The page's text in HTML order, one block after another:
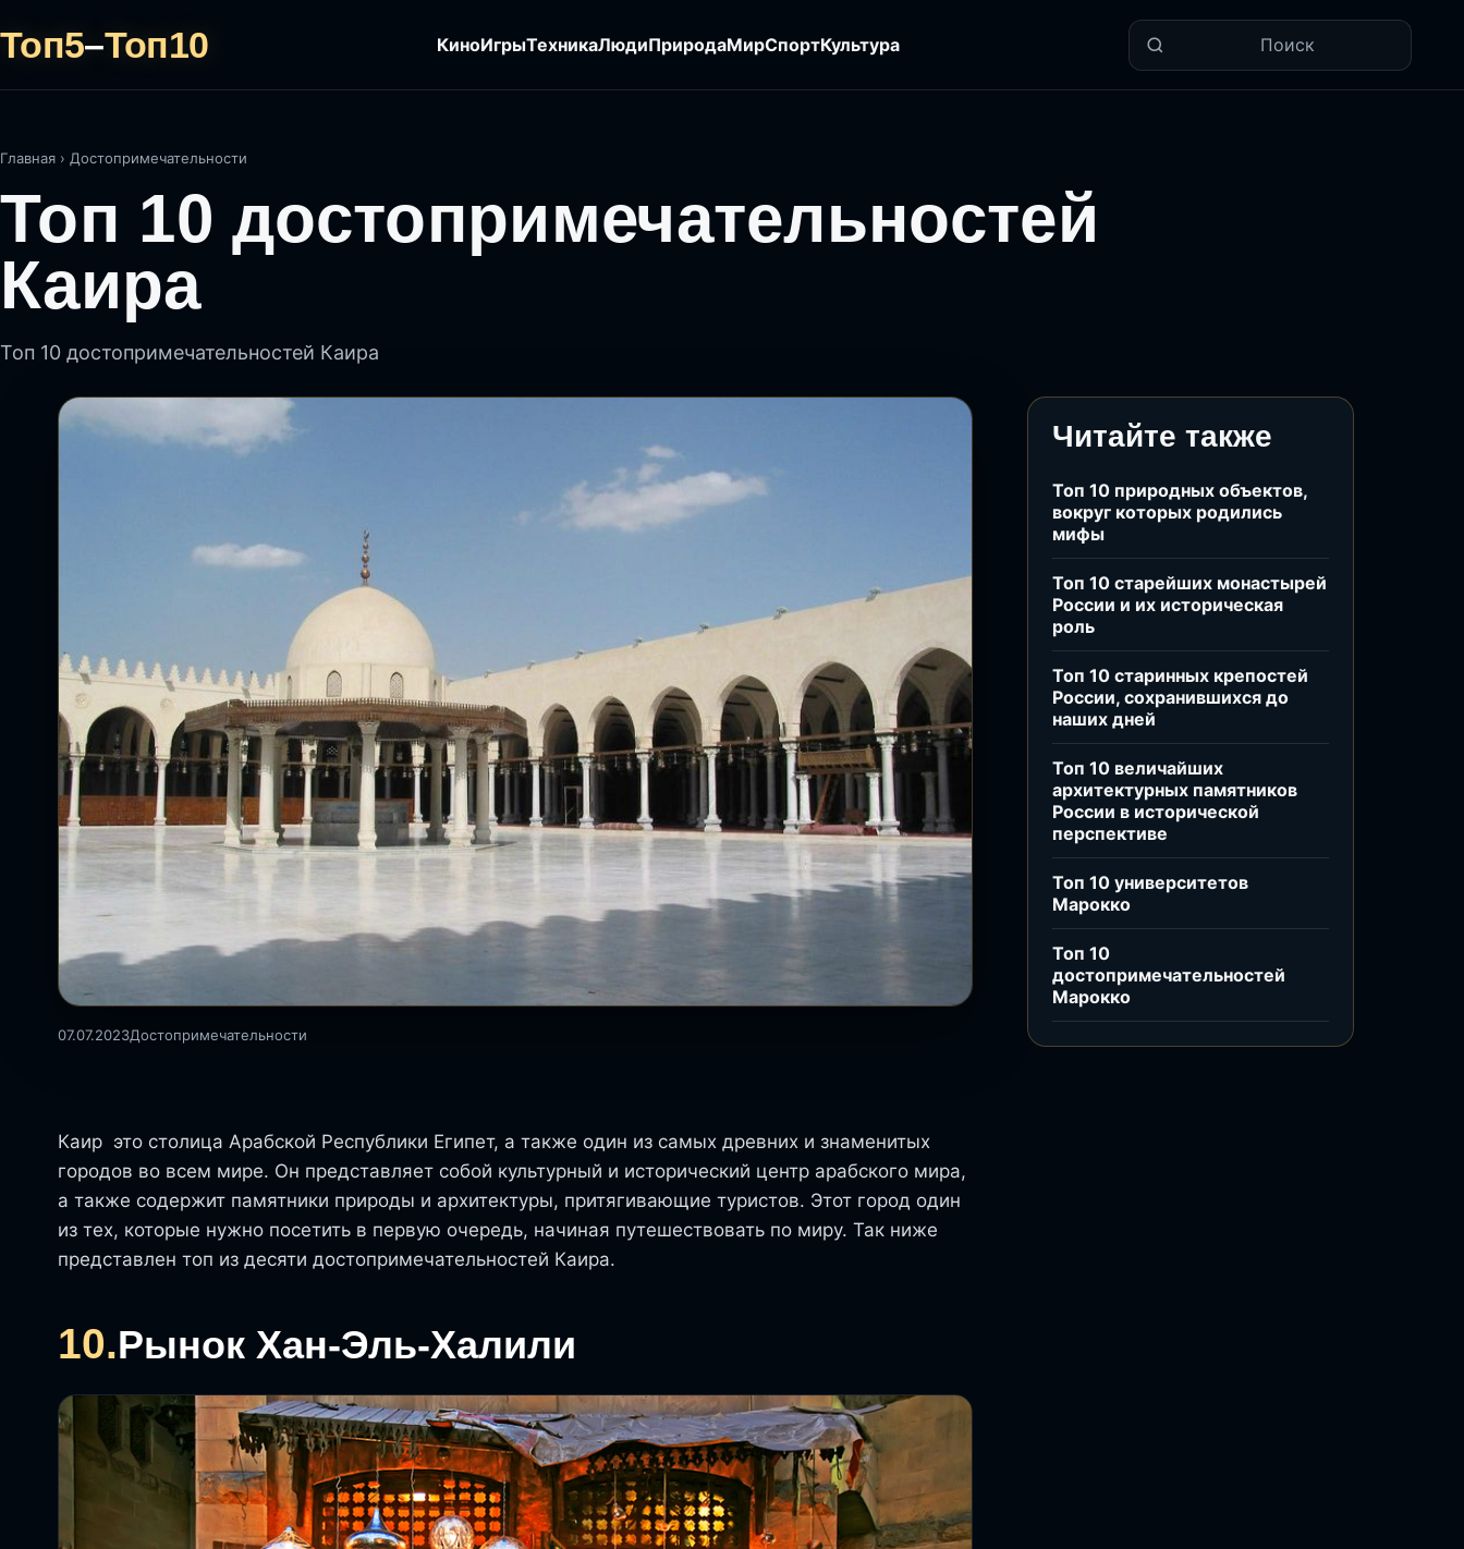
Топ5–Топ10 КиноИгрыТехникаЛюдиПриродаМирСпортКультура Поиск
Главная › Достопримечательности
Топ 10 достопримечательностей
Каира
Топ 10 достопримечательностей Каира
07.07.2023Достопримечательности
Каир это столица Арабской Республики Египет, а также один из самых древних и знаменитых
городов во всем мире. Он представляет собой культурный и исторический центр арабского мира,
а также содержит памятники природы и архитектуры, притягивающие туристов. Этот город один
из тех, которые нужно посетить в первую очередь, начиная путешествовать по миру. Так ниже
представлен топ из десяти достопримечательностей Каира.
10.Рынок Хан-Эль-Халили
Читайте также
Топ 10 природных объектов,
вокруг которых родились
мифы
Топ 10 старейших монастырей
России и их историческая
роль
Топ 10 старинных крепостей
России, сохранившихся до
наших дней
Топ 10 величайших
архитектурных памятников
России в исторической
перспективе
Топ 10 университетов
Марокко
Топ 10
достопримечательностей
Марокко